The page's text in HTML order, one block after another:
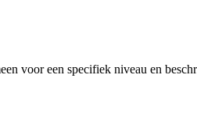
voor een specifiek niveau en